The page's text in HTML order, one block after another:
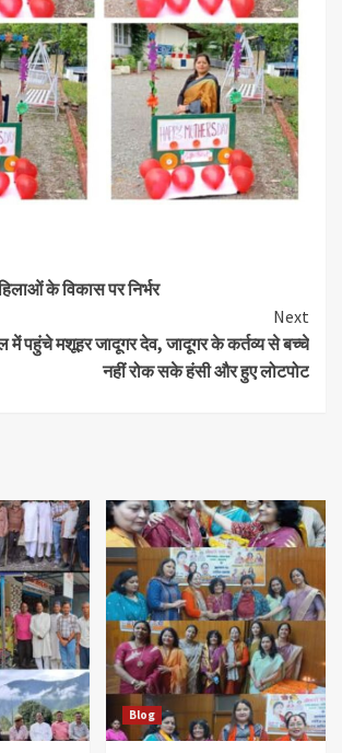
के विकास पर निर्भर
Next
में पहुंचे मशूहर जादूगर देव, जादूगर के कर्तव्य से बच्चे
नहीं रोक सके हंसी और हुए लोटपोट
Blog